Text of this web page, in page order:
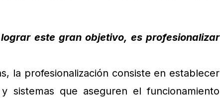
este gran objetivo, es profesionalizar
la profesionalización consiste en establecer
sistemas que aseguren el funcionamiento